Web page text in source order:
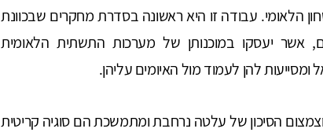
הלאומי. עבודה זו היא ראשונה בסדרת מחקרים שבכוונת
אשר יעסקו במוכנותן של מערכות התשתית הלאומית
להן לעמוד מול האיומים עליהן.
הסיכון של עלטה נרחבת ומתמשכת הם סוגיה קריטית